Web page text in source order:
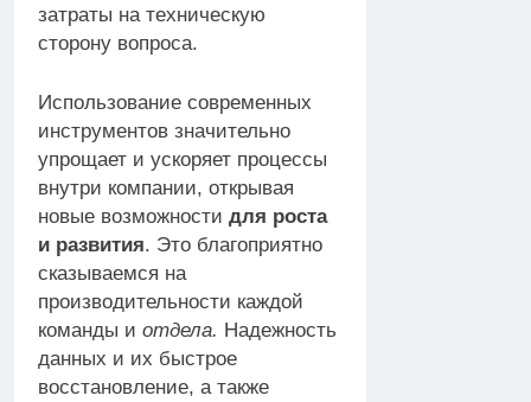
затраты на техническую
сторону вопроса.
Использование современных
инструментов значительно
упрощает и ускоряет процессы
внутри компании, открывая
новые возможности для роста
и развития. Это благоприятно
сказываемся на
производительности каждой
команды и отдела. Надежность
данных и их быстрое
восстановление, а также